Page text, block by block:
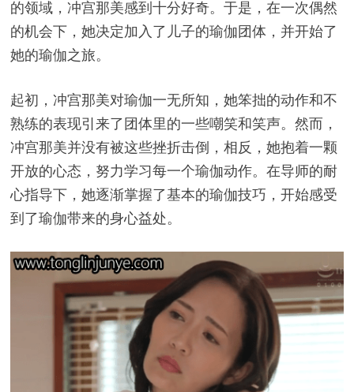
的领域，冲宫那美感到十分好奇。于是，在一次偶然
的机会下，她决定加入了儿子的瑜伽团体，并开始了
她的瑜伽之旅。
起初，冲宫那美对瑜伽一无所知，她笨拙的动作和不
熟练的表现引来了团体里的一些嘲笑和笑声。然而，
冲宫那美并没有被这些挫折击倒，相反，她抱着一颗
开放的心态，努力学习每一个瑜伽动作。在导师的耐
心指导下，她逐渐掌握了基本的瑜伽技巧，开始感受
到了瑜伽带来的身心益处。